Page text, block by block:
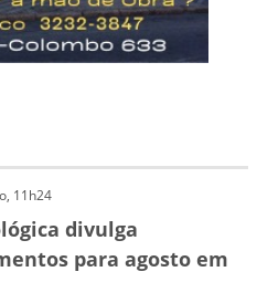
11h24
divulga
para agosto em